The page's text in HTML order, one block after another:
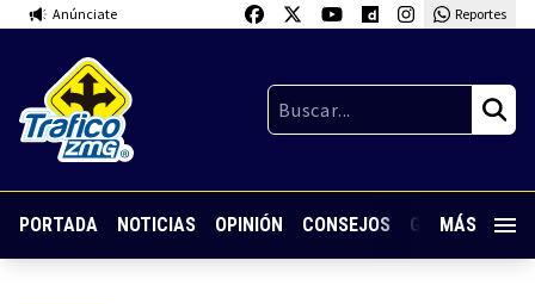
Anúnciate Reportes
PORTADA NOTICIAS OPINIÓN CONSEJOS GUARDIA
MÁS